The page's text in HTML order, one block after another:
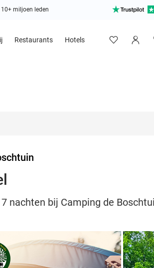
10+ miljoen leden
Restaurants Hotels
nachten bij Camping de